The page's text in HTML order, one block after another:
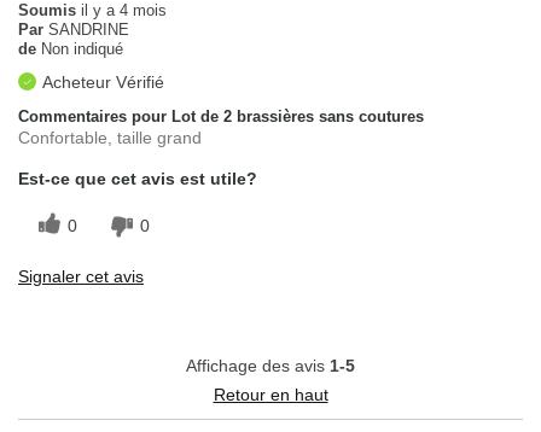
Soumis il y a 4 mois
Par SANDRINE
de Non indiqué
Acheteur Vérifié
Commentaires pour Lot de 2 brassières sans coutures
Confortable, taille grand
Est-ce que cet avis est utile?
0 0
Signaler cet avis
Affichage des avis 1-5
Retour en haut